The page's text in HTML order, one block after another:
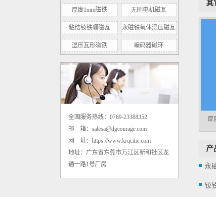
内孔8mm高剩磁径向转子磁环 500mt
钕铁硼强力小圆片圆形磁铁 D3*1mm
厚度1mm磁铁 无刷电机磁瓦
粘结钕铁硼磁瓦 永磁铁氧体湿压磁瓦
湿压瓦形磁铁 编码器磁环
全国服务热线：0769-23388352
邮 箱：salesa@dgcourage.com
网 址：https://www.krqcitie.com
地址：广东省东莞市万江区新和社区龙
通一路1号厂房
其
厚
产
钕